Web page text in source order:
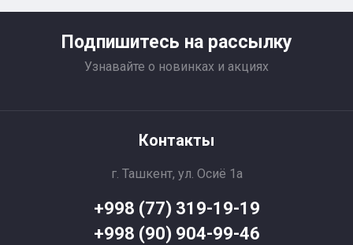
Подпишитесь на рассылку
Узнавайте о новинках и акциях
Контакты
г. Ташкент, ул. Осиё 1a
+998 (77) 319-19-19
+998 (90) 904-99-46